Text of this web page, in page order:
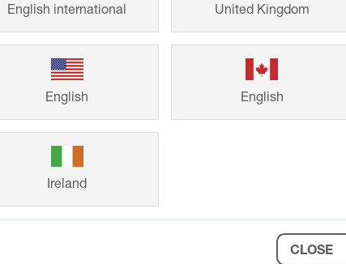
Die
System-
Bedürfnisse
extraflachen,
English international United Kingdom
English English
Ireland
CLOSE